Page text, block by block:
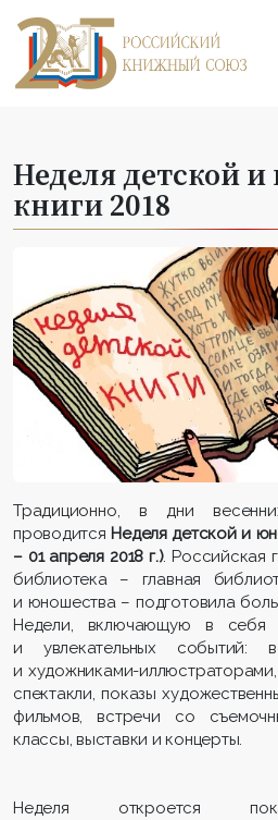
Неделя детской
книги 2018
Традиционно, в дни
проводится Неделя детской и
– 01 апреля 2018 г.). Российская
библиотека – главная
и юношества – подготовила
Недели, включающую в себя
и увлекательных событий:
и художниками-иллюстраторами,
спектакли, показы
фильмов, встречи со
классы, выставки и концерты.
Неделя откроется